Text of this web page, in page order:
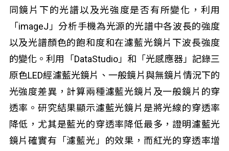
同鏡片下的光譜以及光強度是否有所變化，利用
「imageJ」分析手機為光源的光譜中各波長的強度
以及光譜顏色的飽和度和在濾藍光鏡片下波長強度
的變化。利用「DataStudio」和「光感應器」記錄三
原色LED經濾藍光鏡片、一般鏡片與無鏡片情況下的
光強度差異，計算兩種濾藍光鏡片及一般鏡片的穿
透率。研究結果顯示濾藍光鏡片是將光線的穿透率
降低，尤其是藍光的穿透率降低最多，證明濾藍光
鏡片確實有「濾藍光」的效果，而紅光的穿透率增